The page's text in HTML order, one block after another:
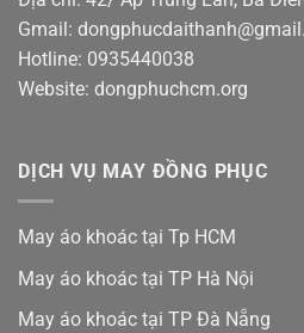
Gmail:
Hotline: 0935440038
Website: dongphuchcm.org
DỊCH VỤ MAY ĐỒNG PHỤC
May áo khoác tại Tp HCM
May áo khoác tại TP Hà Nội
May áo khoác tại TP Đà Nẵng